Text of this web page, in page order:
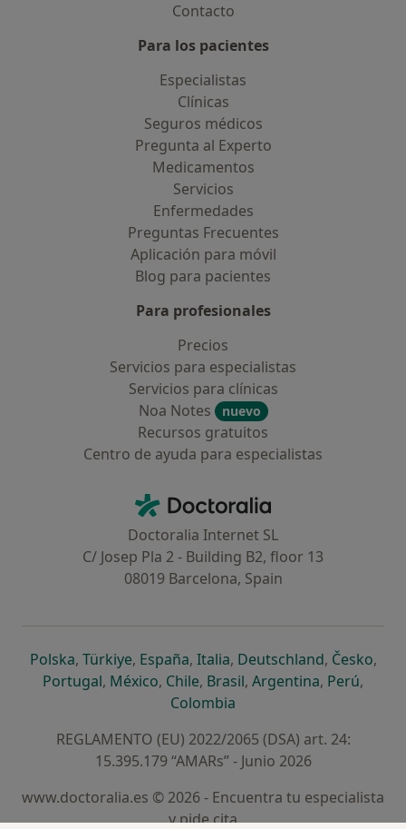
Contacto
Para los pacientes
Especialistas
Clínicas
Seguros médicos
Pregunta al Experto
Medicamentos
Servicios
Enfermedades
Preguntas Frecuentes
Aplicación para móvil
Blog para pacientes
Para profesionales
Precios
Servicios para especialistas
Servicios para clínicas
Noa Notes
nuevo
Recursos gratuitos
Centro de ayuda para especialistas
Doctoralia - Página de inicio
Doctoralia Internet SL
C/ Josep Pla 2 - Building B2, floor 13
08019 Barcelona, Spain
Polskase abre en una nueva pestaña
, Türkiyese abre en una nueva pestaña
, Españase abre en una nueva pestaña
, Italiase abre en una nueva
, Deutschlandse abre en
, Českose
,
Portugalse abre en una nueva pestaña
, Méxicose abre en una nueva pestaña
, Chilese abre en una nueva pestaña
, Brasilse abre en una nueva
, Argentinase abre en
, Perúse
,
Colombia
REGLAMENTO (EU) 2022/2065 (DSA) art. 24:
15.395.179 “AMARs” - Junio 2026
www.doctoralia.es © 2026 - Encuentra tu especialista
y pide cita